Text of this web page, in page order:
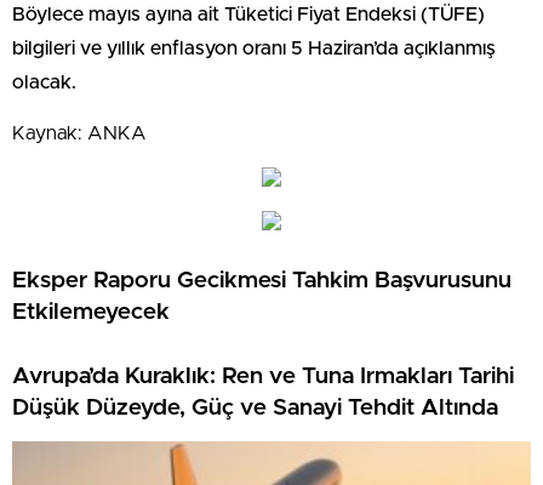
Böylece mayıs ayına ait Tüketici Fiyat Endeksi (TÜFE)
bilgileri ve yıllık enflasyon oranı 5 Haziran’da açıklanmış
olacak.
Kaynak: ANKA
Eksper Raporu Gecikmesi Tahkim Başvurusunu
Etkilemeyecek
Avrupa’da Kuraklık: Ren ve Tuna Irmakları Tarihi
Düşük Düzeyde, Güç ve Sanayi Tehdit Altında